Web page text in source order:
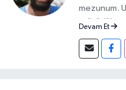
mezunum.
editörlük
Devam Et